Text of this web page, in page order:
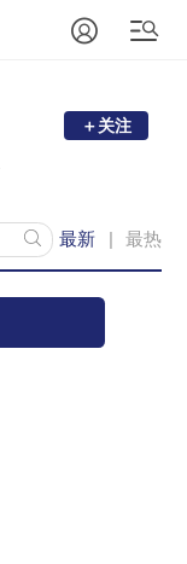
＋关注
最新 最热